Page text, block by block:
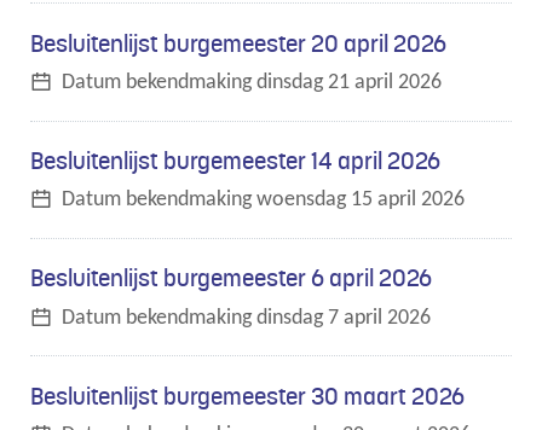
Besluitenlijst burgemeester 20 april 2026
Datum bekendmakingdinsdag 21 april 2026
Besluitenlijst burgemeester 14 april 2026
Datum bekendmakingwoensdag 15 april 2026
Besluitenlijst burgemeester 6 april 2026
Datum bekendmakingdinsdag 7 april 2026
Besluitenlijst burgemeester 30 maart 2026